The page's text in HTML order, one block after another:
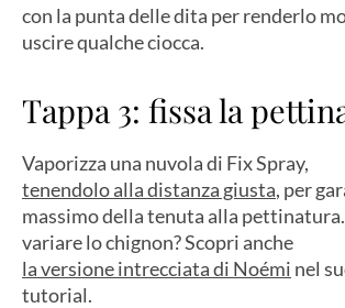
con la punta delle dita per renderlo
uscire qualche ciocca.
Tappa 3: fissa la
Vaporizza una nuvola di Fix Spray,
tenendolo alla distanza giusta, per
massimo della tenuta alla
variare lo chignon? Scopri anche
la versione intrecciata di Noémi nel
tutorial.